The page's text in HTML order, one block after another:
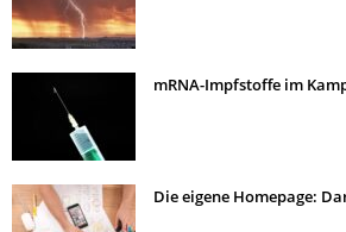
mRNA-Impfstoffe im
Die eigene Homepage: